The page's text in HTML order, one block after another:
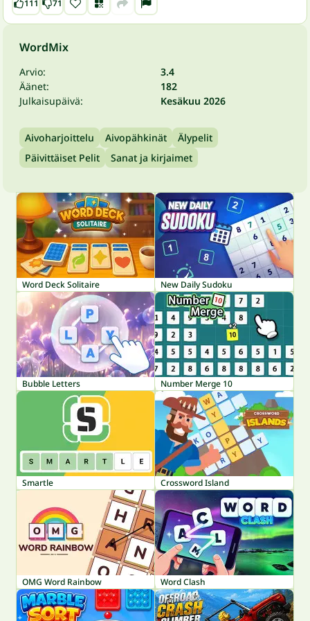
111 71
WordMix
Arvio:
3.4
Äänet:
182
Julkaisupäivä:
Kesäkuu 2026
Aivoharjoittelu Aivopähkinät
Älypelit
Päivittäiset Pelit
Sanat ja kirjaimet
Word Deck Solitaire New Daily Sudoku
Bubble Letters Number Merge 10
Smartle Crossword Island
OMG Word Rainbow Word Clash